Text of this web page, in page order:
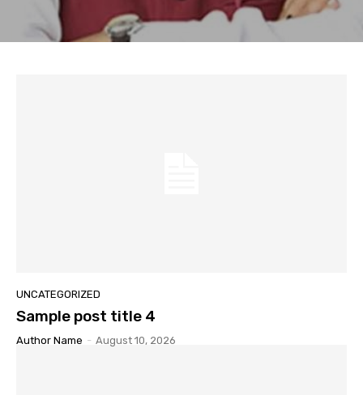
UNCATEGORIZED
Sample post title 4
Author Name - August 10, 2026